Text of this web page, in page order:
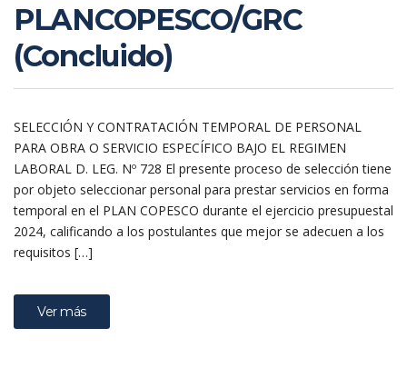
PLANCOPESCO/GRC
(Concluido)
SELECCIÓN Y CONTRATACIÓN TEMPORAL DE PERSONAL
PARA OBRA O SERVICIO ESPECÍFICO BAJO EL REGIMEN
LABORAL D. LEG. Nº 728 El presente proceso de selección tiene
por objeto seleccionar personal para prestar servicios en forma
temporal en el PLAN COPESCO durante el ejercicio presupuestal
2024, calificando a los postulantes que mejor se adecuen a los
requisitos […]
Ver más